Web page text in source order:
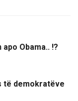
Obama.. !?
të demokratëve